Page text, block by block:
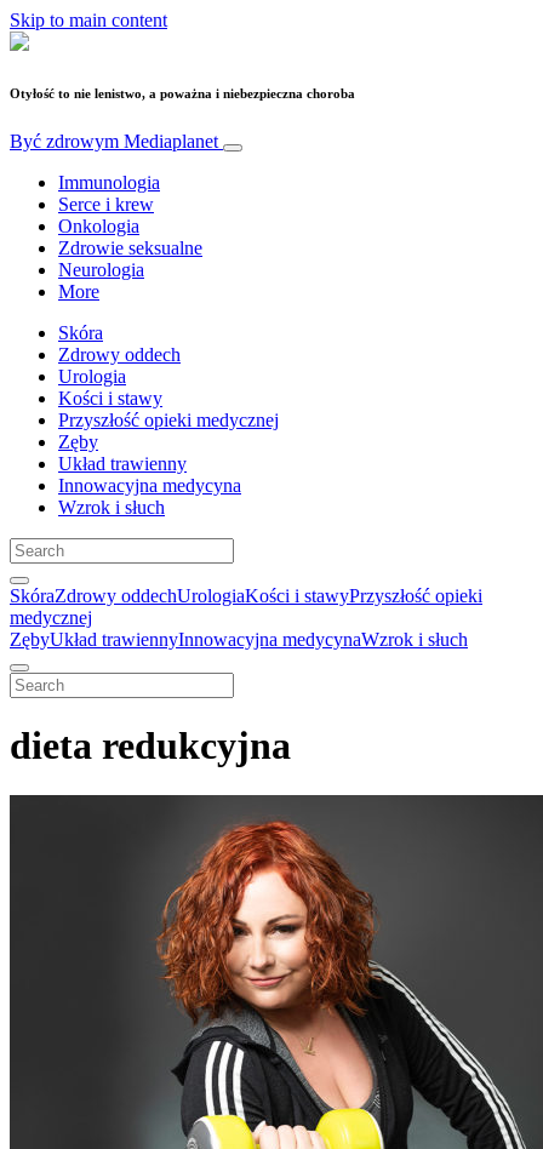
Skip to main content
Otyłość to nie lenistwo, a poważna i niebezpieczna choroba
Być zdrowym Mediaplanet
Immunologia
Serce i krew
Onkologia
Zdrowie seksualne
Neurologia
More
Skóra
Zdrowy oddech
Urologia
Kości i stawy
Przyszłość opieki medycznej
Zęby
Układ trawienny
Innowacyjna medycyna
Wzrok i słuch
SkóraZdrowy oddechUrologiaKości i stawyPrzyszłość opieki
medycznej
ZębyUkład trawiennyInnowacyjna medycynaWzrok i słuch
dieta redukcyjna